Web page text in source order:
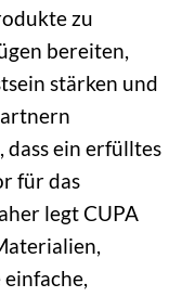
zu
bereiten,
stärken und
dass ein erfülltes
für das
legt CUPA